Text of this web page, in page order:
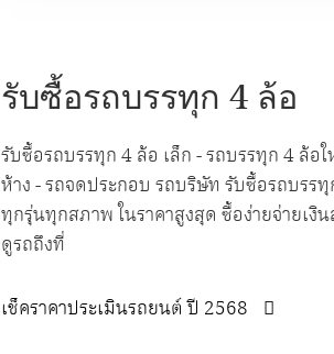
รับซื้อรถบรรทุก 4 ล้อ
รับซื้อรถบรรทุก 4 ล้อ เล็ก - รถบรรทุก 4 ล้อ
ห้าง - รถจดประกอบ รถบริษัท รับซื้อรถบรร
ทุกรุ่นทุกสภาพ ในราคาสูงสุด ซื้อง่ายจ่ายเงิ
ดูรถถึงที่
เช็คราคาประเมินรถยนต์ ปี 2568